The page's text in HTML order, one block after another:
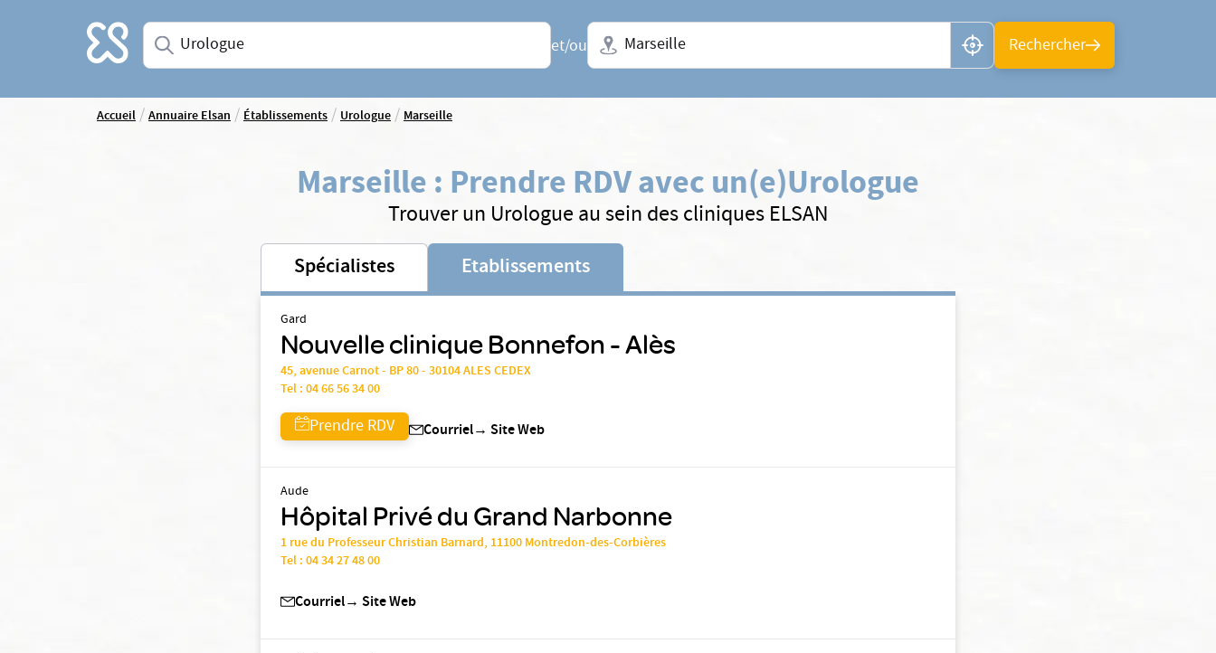
Accueil Saisissez une spécialité ou un service
et/ou
Ville + N° de département, région ou CP
Rechercher
Accueil/Annuaire Elsan/Établissements/Urologue/Marseille
Marseille : Prendre RDV avec un(e)Urologue
Trouver un Urologue au sein des cliniques ELSAN
Spécialistes Etablissements
Gard
Nouvelle clinique Bonnefon - Alès
45, avenue Carnot - BP 80 - 30104 ALES CEDEX
Tel :04 66 56 34 00
Prendre RDV Courriel→ Site Web
Aude
Hôpital Privé du Grand Narbonne
1 rue du Professeur Christian Barnard, 11100 Montredon-des-Corbières
Tel :04 34 27 48 00
Courriel→ Site Web